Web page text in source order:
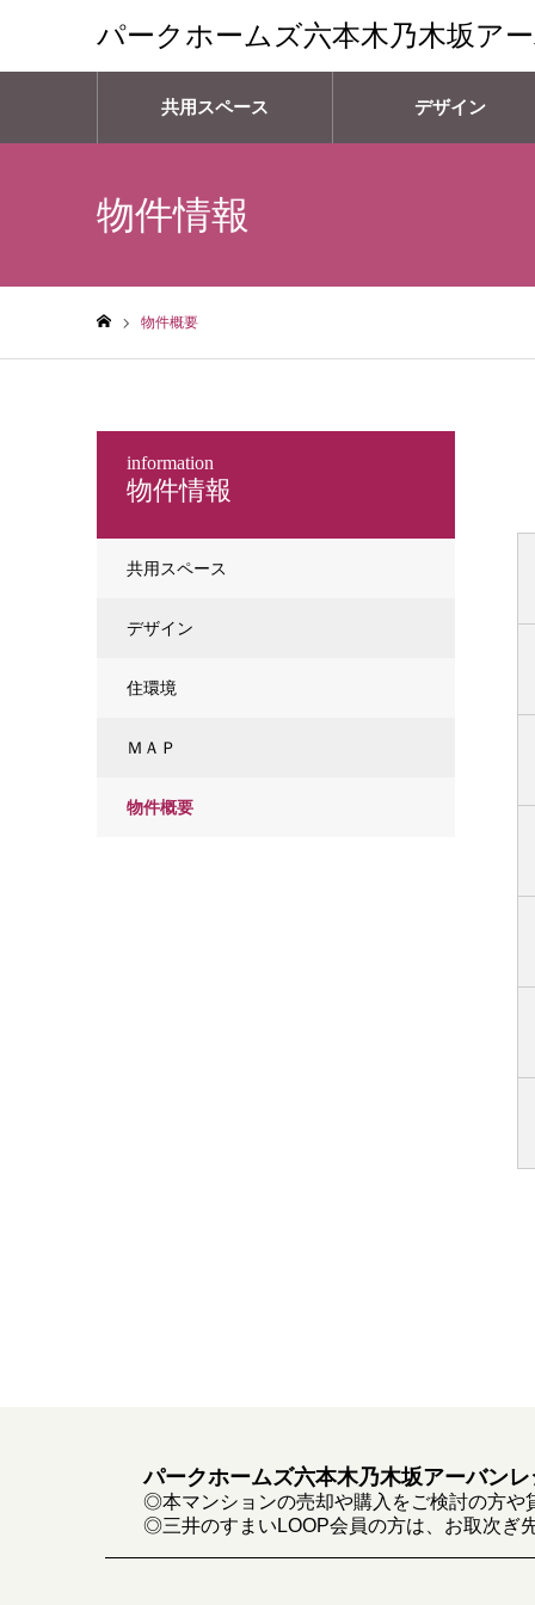
パークホームズ六本木乃木坂ア
共用スペース デザイン
物件情報
物件概要
物件情報
information
共用スペース
デザイン
住環境
ＭＡＰ
物件概要
パークホームズ六本木乃木坂アーバン
◎本マンションの売却や購入をご検討の方や
◎三井のすまいLOOP会員の方は、お取次ぎ